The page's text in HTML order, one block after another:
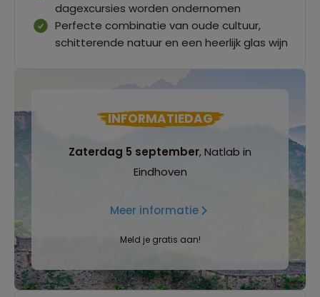
dagexcursies worden ondernomen
Perfecte combinatie van oude cultuur,
schitterende natuur en een heerlijk glas wijn
INFORMATIEDAG
Zaterdag 5 september, Natlab in
Eindhoven
Meer informatie
Meld je gratis aan!